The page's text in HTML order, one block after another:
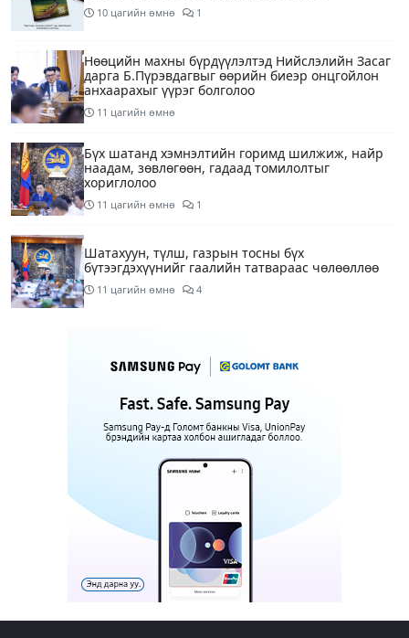
10 цагийн өмнө 1
Нөөцийн махны бүрдүүлэлтэд Нийслэлийн Засаг
дарга Б.Пүрэвдагвыг өөрийн биеэр онцгойлон
анхаарахыг үүрэг болголоо
11 цагийн өмнө
Бүх шатанд хэмнэлтийн горимд шилжиж, найр
наадам, зөвлөгөөн, гадаад томилолтыг
хориглолоо
11 цагийн өмнө 1
Шатахуун, түлш, газрын тосны бүх
бүтээгдэхүүнийг гаалийн татвараас чөлөөллөө
11 цагийн өмнө 4
авсан машины тоо 2.5 дахин нэмэгджээ
Гудамжинд бусдыг айлган сүрдүүлж хөөсөн гэх
14 цагийн өмнө 3
Цэцэрлэгийн найзууд эх орны албанд хамтдаа
15 цагийн өмнө 1
Жолоодох эрхгүй, согтуурсан үедээ жолоо барьж